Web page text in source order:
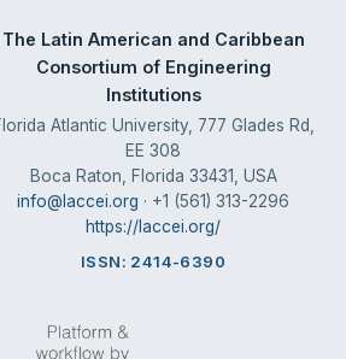
The Latin American and Caribbean
Consortium of Engineering
Institutions
Atlantic University, 777 Glades Rd,
EE 308
Boca Raton, Florida 33431, USA
info@laccei.org · +1 (561) 313-2296
https://laccei.org/
ISSN: 2414-6390